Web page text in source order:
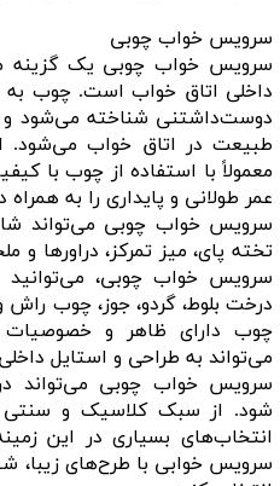
سرویس خواب چوبی
سرویس خواب چوبی یک گزینه
داخلی اتاق خواب است. چوب به
دوست‌داشتنی شناخته می‌شود
طبیعت در اتاق خواب
معمولاً با استفاده از چوب با
عمر طولانی و پایداری را به همراه
سرویس خواب چوبی می‌تواند
تخته پای، میز تمرکز، دراورها و
سرویس خواب چوبی، می‌توانید
درخت بلوط، گردو، جوز، چوب راش
چوب دارای ظاهر و
می‌تواند به طراحی و استایل
سرویس خواب چوبی می‌تواند
شود. از سبک کلاسیک و سنتی
انتخاب‌های بسیاری در این
سرویس خوابی با طرح‌های زیبا،